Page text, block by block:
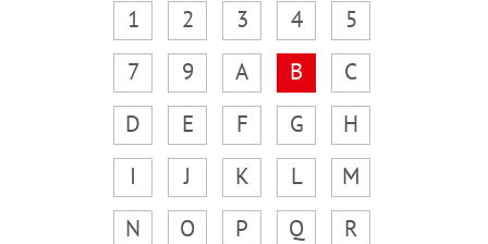
1 2 3 4
5
7
9 A B
C
D
E F G
H
I
J K L
M
N
O P Q
R